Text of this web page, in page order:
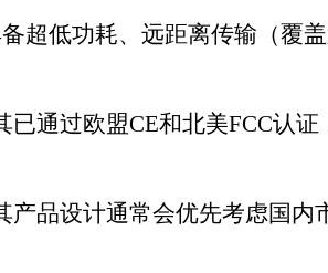
基础扎实，具备中国市场准入条件。
本土头部物联网企业移远通信研发，
但其已率先通过‌欧盟CE‌和‌北美FCC‌认